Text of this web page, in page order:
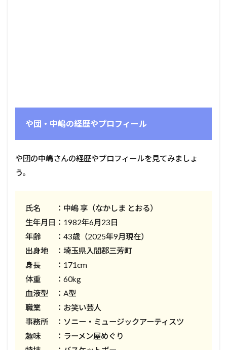
や団・中嶋の経歴やプロフィール
や団の中嶋さんの経歴やプロフィールを見てみましょ
う。
氏名 ：中嶋 享（なかしま とおる）
生年月日：1982年6月23日
年齢 ：43歳（2025年9月現在）
出身地 ：埼玉県入間郡三芳町
身長 ：171cm
体重 ：60kg
血液型 ：A型
職業 ：お笑い芸人
事務所 ：ソニー・ミュージックアーティスツ
趣味 ：ラーメン屋めぐり